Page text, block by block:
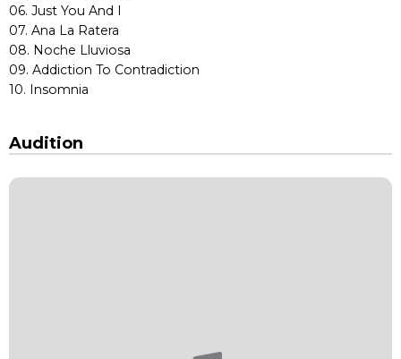
06. Just You And I
07. Ana La Ratera
08. Noche Lluviosa
09. Addiction To Contradiction
10. Insomnia
Audition